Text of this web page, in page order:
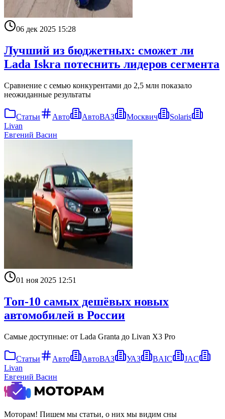
06 дек 2025 15:28
Лучший из бюджетных: сможет ли
Lada Iskra потеснить лидеров сегмента
Сравнение с семью конкурентами до 2,5 млн показало
неожиданные результаты
Статьи Авто АвтоВАЗ Москвич
Solaris
Livan
Евгений Васин
01 ноя 2025 12:51
Топ-10 самых дешёвых новых
автомобилей в России
Самые доступные: от Lada Granta до Livan X3 Pro
Статьи Авто АвтоВАЗ УАЗ BAIC
JAC
Livan
Евгений Васин
Моторам! Пишем мы статьи, о них мы видим сны